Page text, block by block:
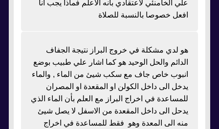
علي الخامنئي لاعتقادي بانه الاعلم فماذا يجب انا
افعل خصوصا بالنسبة للصلاة
هو لدي مشكلة في خروج البراز نتيجة الجفاف
الدائم والحل الوحيد هو كما اشار علي طبيب بوضع
انبوب خاص جاف مع سكب شيئ من الماء , والماء
يدخل الى داخل الكولن او المقعدة او المصران
للمساعدة في اخراج البراز مع العلم بأن الماء الذي
يدحل الى داخل المقعدة من الاسفل لا يصل شيئ
منه الى المعدة وهو فقط للمساعدة في اخراج